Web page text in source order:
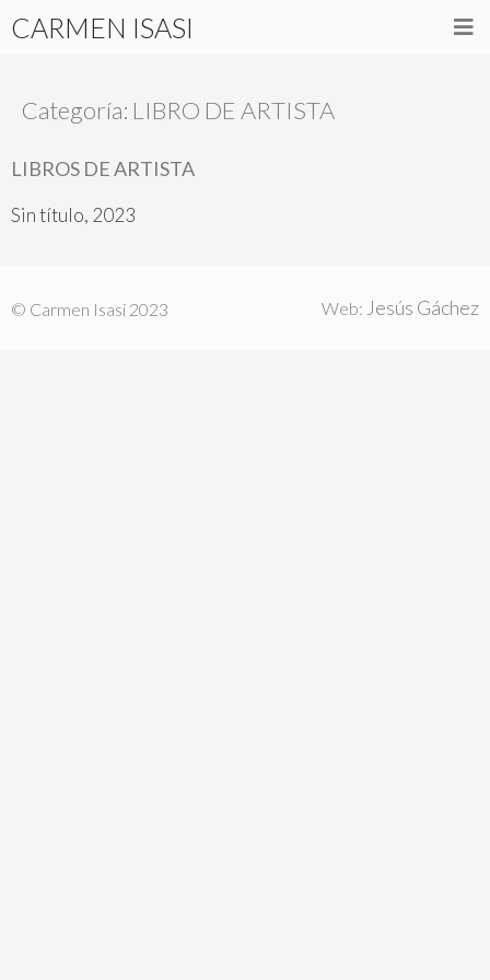
CARMEN ISASI
Categoría: LIBRO DE ARTISTA
LIBROS DE ARTISTA
Sin título, 2023
© Carmen Isasi 2023 Web: Jesús Gáchez